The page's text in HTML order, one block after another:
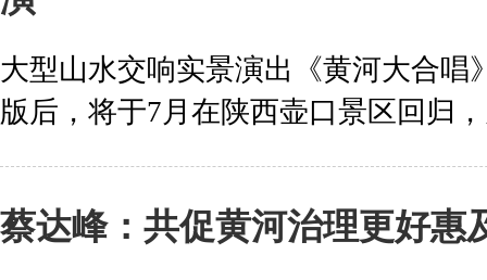
大型山水交响实景演出《黄河大合唱
版后，将于7月在陕西壶口景区回归
蔡达峰：共促黄河治理更好惠